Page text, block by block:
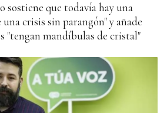
sostiene que todavía hay una
crisis sin parangón" y añade
"tengan mandíbulas de cristal"